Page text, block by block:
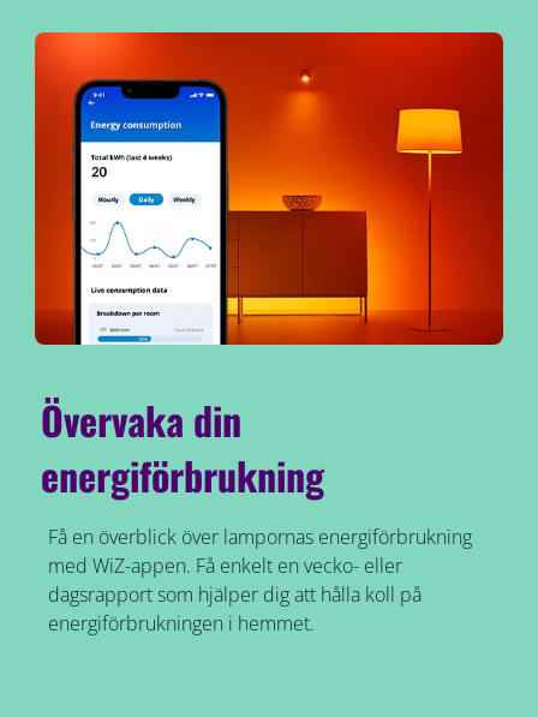
Övervaka din
energiförbrukning
Få en överblick över lampornas energiförbrukning
med WiZ-appen. Få enkelt en vecko- eller
dagsrapport som hjälper dig att hålla koll på
energiförbrukningen i hemmet.